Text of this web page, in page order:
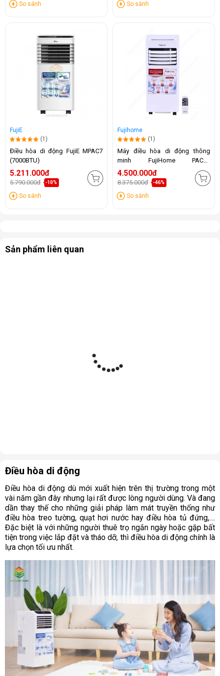
So sánh So sánh
FujiE
(1)
Điều hòa di động FujiE MPAC7
(7000BTU)
5.211.000đ
5.790.000đ -10%
So sánh
Fujihome
(1)
Máy điều hòa di động thông
minh FujiHome PAC07
(7000BTU)
4.500.000đ
8.375.000đ -46%
So sánh
Sản phẩm liên quan
Điều hòa di động
Điều hòa di động dù mới xuất hiện trên thị trường trong một
vài năm gần đây nhưng lại rất được lòng người dùng. Và đang
dần thay thế cho những giải pháp làm mát truyền thống như
điều hòa treo tường, quạt hơi nước hay điều hòa tủ đứng,....
Đặc biệt là với những người thuê trọ ngắn ngày hoặc gặp bất
tiện trong việc lắp đặt và tháo dỡ, thì điều hòa di động chính là
lựa chọn tối ưu nhất.